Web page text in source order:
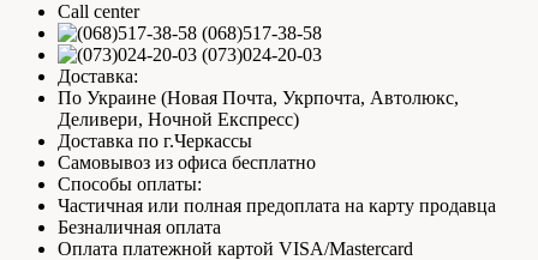
Call center
(068)517-38-58
(073)024-20-03
Доставка:
По Украине (Новая Почта, Укрпочта, Автолюкс,
Деливери, Ночной Експресс)
Доставка по г.Черкассы
Самовывоз из офиса бесплатно
Способы оплаты:
Частичная или полная предоплата на карту продавца
Безналичная оплата
Оплата платежной картой VISA/Mastercard